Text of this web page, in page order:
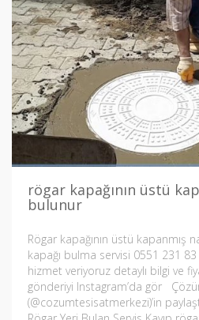
rögar kapağının üstü
bulunur
Rögar kapağının üstü kapanmış
kapağı bulma servisi 0551 231
hizmet veriyoruz detaylı bilgi ve
gönderiyi Instagram’da gör
(@cozumtesisatmerkezi)’in